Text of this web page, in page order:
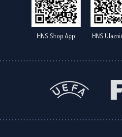
HNS Shop App HNS